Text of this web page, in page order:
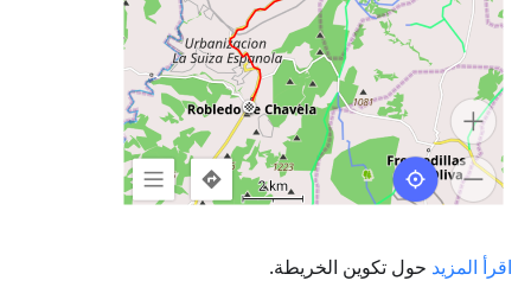
اقرأ المزيد حول تكوين الخريطة.